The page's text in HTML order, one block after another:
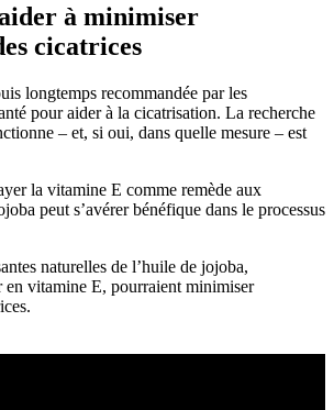
à minimiser
cicatrices
longtemps recommandée par les
pour aider à la cicatrisation. La recherche
– et, si oui, dans quelle mesure – est
la vitamine E comme remède aux
peut s’avérer bénéfique dans le processus
naturelles de l’huile de jojoba,
en vitamine E, pourraient minimiser